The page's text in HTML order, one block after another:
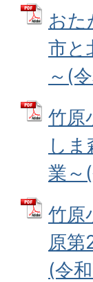
おた
市と
～(
竹原
し
業～
竹原
原第
(令